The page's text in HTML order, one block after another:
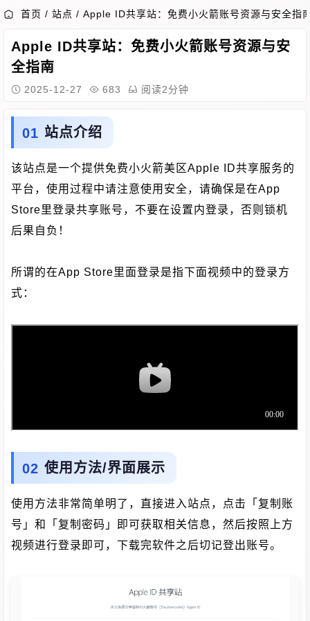
首页 / 站点 / Apple ID共享站：免费小火箭账号资源与安全指
Apple ID共享站：免费小火箭账号资源与安
全指南
2025-12-27 683 阅读2分钟
站点介绍
该站点是一个提供免费小火箭美区Apple ID共享服务的
平台，使用过程中请注意使用安全，请确保是在App
Store里登录共享账号，不要在设置内登录，否则锁机
后果自负！
所谓的在App Store里面登录是指下面视频中的登录方
式：
使用方法/界面展示
使用方法非常简单明了，直接进入站点，点击「复制账
号」和「复制密码」即可获取相关信息，然后按照上方
视频进行登录即可，下载完软件之后切记登出账号。